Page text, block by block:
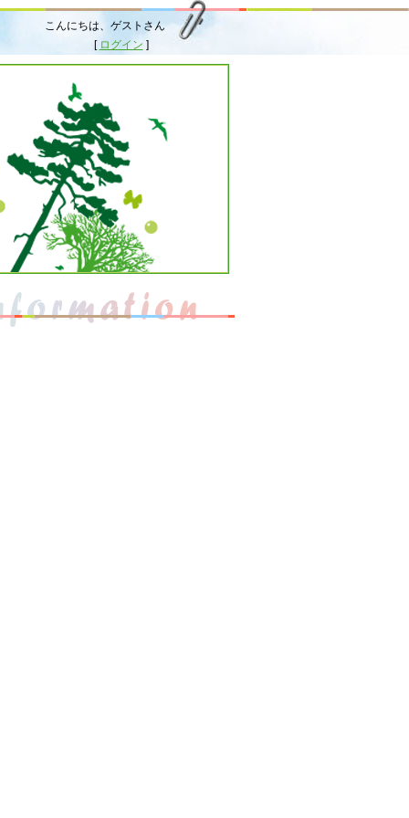
こんにちは、ゲストさん
[ ログイン ]